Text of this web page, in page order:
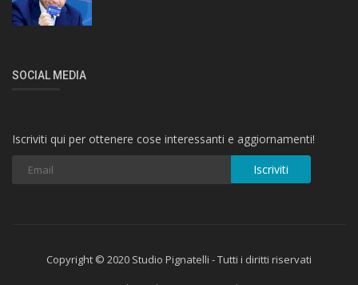
SOCIAL MEDIA
Iscriviti qui per ottenere cose interessanti e aggiornamenti!
Iscriviti
Copyright © 2020 Studio Pignatelli - Tutti i diritti riservati